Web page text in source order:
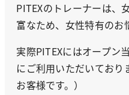
PITEXのトレーナーは、
富なため、女性特有のお
実際PITEXにはオープン
にご利用いただいており
お客様です。）